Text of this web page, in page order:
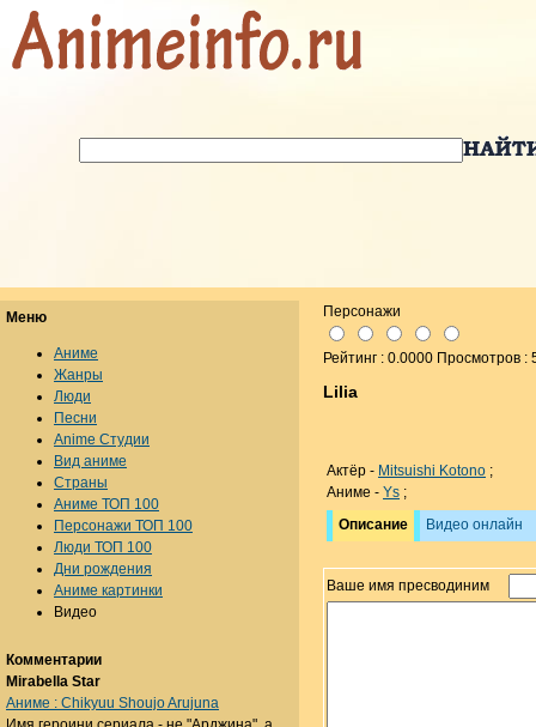
Персонажи
Рейтинг : 0.0000 Просмотров :
Lilia
Актёр - Mitsuishi Kotono ;
Аниме - Ys ;
Описание
Видео онлайн
Ваше имя пресводиним
Меню
Аниме
Жанры
Люди
Песни
Anime Студии
Вид аниме
Страны
Аниме ТОП 100
Персонажи ТОП 100
Люди ТОП 100
Дни рождения
Аниме картинки
Видео
Комментарии
Mirabella Star
Аниме : Chikyuu Shoujo Arujuna